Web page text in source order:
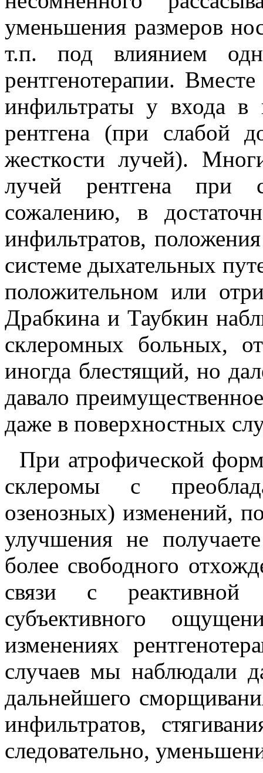
уменьшения размеров
т.п. под влиянием
рентгенотерапии.
инфильтраты у входа в
рентгена (при слабой
жесткости лучей).
лучей рентгена при
сожалению, в
инфильтратов,
системе дыхательных
положительном или
Драбкина и Таубкин
склеромных больных,
иногда блестящий, но
давало
даже в поверхностных
При атрофической
склеромы с
озенозных) изменений,
улучшения не
более свободного
связи с реактивной
субъективного
изменениях
случаев мы наблюдали
дальнейшего
инфильтратов,
следовательно,